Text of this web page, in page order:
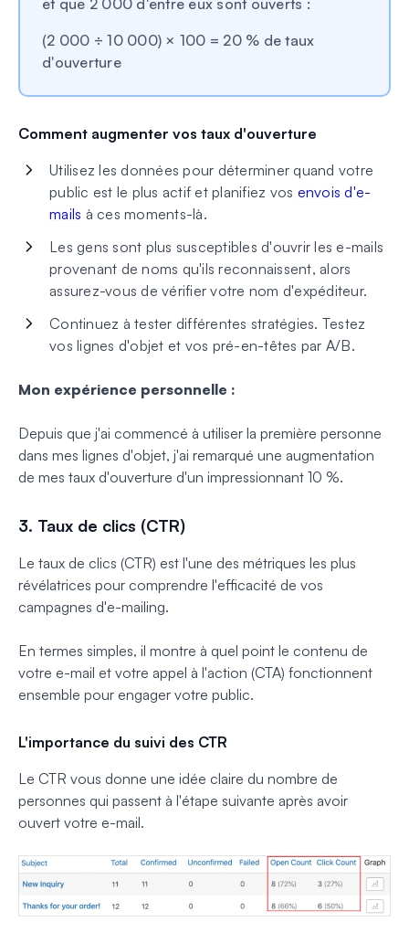
(2 000 ÷ 10 000) × 100 = 20 % de taux
d'ouverture
Comment augmenter vos taux d'ouverture
Utilisez les données pour déterminer quand votre
public est le plus actif et planifiez vos envois d'e-
mails à ces moments-là.
Les gens sont plus susceptibles d'ouvrir les e-mails
provenant de noms qu'ils reconnaissent, alors
assurez-vous de vérifier votre nom d'expéditeur.
Continuez à tester différentes stratégies. Testez
vos lignes d'objet et vos pré-en-têtes par A/B.
Mon expérience personnelle :
Depuis que j'ai commencé à utiliser la première personne
dans mes lignes d'objet, j'ai remarqué une augmentation
de mes taux d'ouverture d'un impressionnant 10 %.
3. Taux de clics (CTR)
Le taux de clics (CTR) est l'une des métriques les plus
révélatrices pour comprendre l'efficacité de vos
campagnes d'e-mailing.
En termes simples, il montre à quel point le contenu de
votre e-mail et votre appel à l'action (CTA) fonctionnent
ensemble pour engager votre public.
L'importance du suivi des CTR
Le CTR vous donne une idée claire du nombre de
personnes qui passent à l'étape suivante après avoir
ouvert votre e-mail.